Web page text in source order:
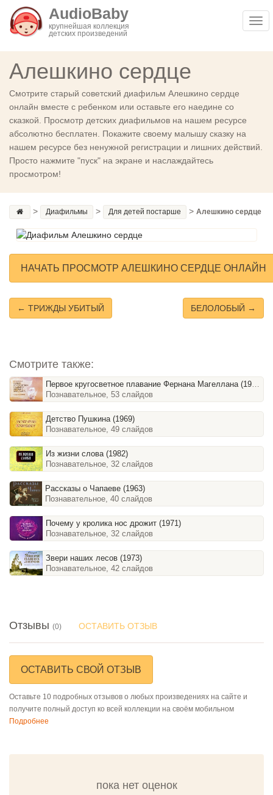
AudioBaby
крупнейшая коллекция
детских произведений
Алешкино сердце
Смотрите старый советский диафильм Алешкино сердце
онлайн вместе с ребенком или оставьте его наедине со
сказкой. Просмотр детских диафильмов на нашем ресурсе
абсолютно бесплатен. Покажите своему малышу сказку на
нашем ресурсе без ненужной регистрации и лишних действий.
Просто нажмите "пуск" на экране и наслаждайтесь
просмотром!
> Диафильмы > Для детей постарше > Алешкино сердце
НАЧАТЬ ПРОСМОТР АЛЕШКИНО СЕРДЦЕ ОНЛАЙН
← ТРИЖДЫ УБИТЫЙ БЕЛОЛОБЫЙ →
Смотрите также:
Первое кругосветное плавание Фернана Магеллана (1990)
Познавательное, 53 слайдов
Детство Пушкина (1969)
Познавательное, 49 слайдов
Из жизни слова (1982)
Познавательное, 32 слайдов
Рассказы о Чапаеве (1963)
Познавательное, 40 слайдов
Почему у кролика нос дрожит (1971)
Познавательное, 32 слайдов
Звери наших лесов (1973)
Познавательное, 42 слайдов
Отзывы (0) ОСТАВИТЬ ОТЗЫВ
ОСТАВИТЬ СВОЙ ОТЗЫВ
Оставьте 10 подробных отзывов о любых произведениях на сайте и
получите полный доступ ко всей коллекции на своём мобильном
Подробнее
пока нет оценок